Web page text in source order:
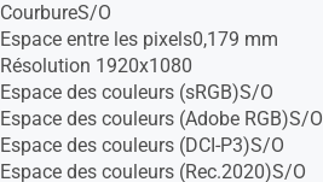
CourbureS/O
Espace entre les pixels0,179 mm
Résolution 1920x1080
Espace des couleurs (sRGB)S/O
Espace des couleurs (Adobe RGB)S/O
Espace des couleurs (DCI-P3)S/O
Espace des couleurs (Rec.2020)S/O